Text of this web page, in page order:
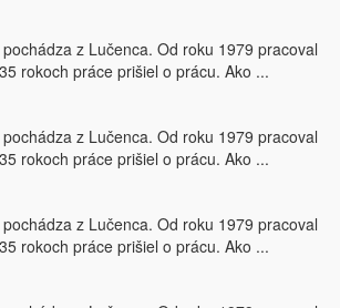
z Lučenca. Od roku 1979 pracoval
rokoch práce prišiel o prácu. Ako ...
z Lučenca. Od roku 1979 pracoval
rokoch práce prišiel o prácu. Ako ...
z Lučenca. Od roku 1979 pracoval
rokoch práce prišiel o prácu. Ako ...